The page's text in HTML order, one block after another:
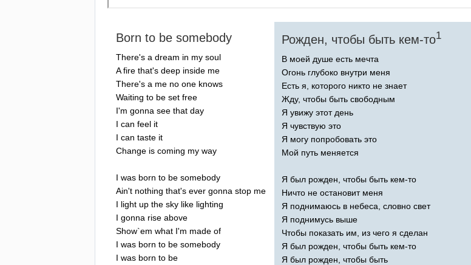
Born to be somebody
There's a dream in my soul
A fire that's deep inside me
There's a me no one knows
Waiting to be set free
I'm gonna see that day
I can feel it
I can taste it
Change is coming my way
I was born to be somebody
Ain't nothing that's ever gonna stop me
I light up the sky like lighting
I gonna rise above
Show`em what I'm made of
I was born to be somebody
I was born to be
Рожден, чтобы быть кем-то1
В моей душе есть мечта
Огонь глубоко внутри меня
Есть я, которого никто не знает
Жду, чтобы быть свободным
Я увижу этот день
Я чувствую это
Я могу попробовать это
Мой путь меняется
Я был рожден, чтобы быть кем-то
Ничто не остановит меня
Я поднимаюсь в небеса, словно свет
Я поднимусь выше
Чтобы показать им, из чего я сделан
Я был рожден, чтобы быть кем-то
Я был рожден, чтобы быть